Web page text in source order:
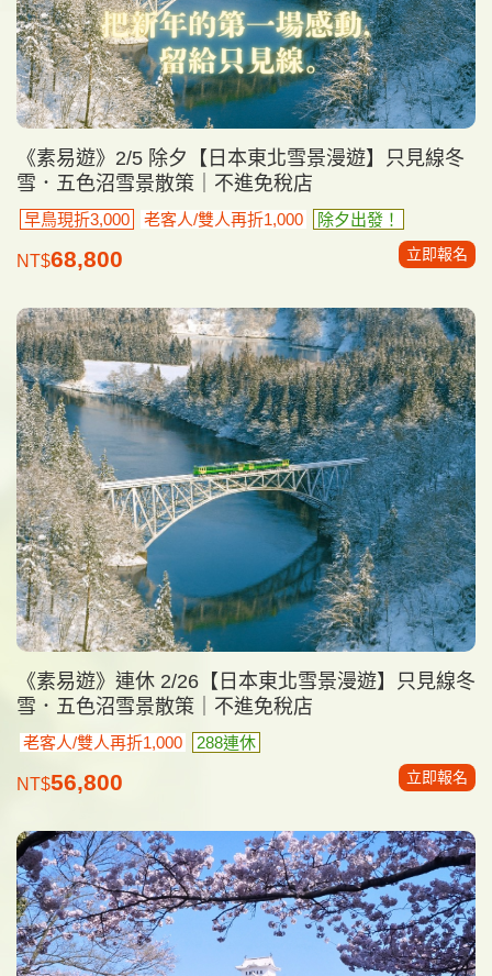
《素易遊》2/5 除夕【日本東北雪景漫遊】只見線冬
雪．五色沼雪景散策｜不進免稅店
早鳥現折3,000 老客人/雙人再折1,000 除夕出發！
NT$68,800 立即報名
《素易遊》連休 2/26【日本東北雪景漫遊】只見線冬
雪．五色沼雪景散策｜不進免稅店
老客人/雙人再折1,000 288連休
NT$56,800 立即報名